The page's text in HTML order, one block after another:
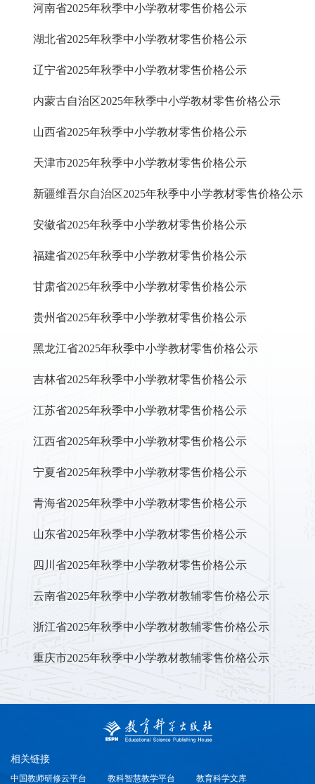
河南省2025年秋季中小学教材零售价格公示
湖北省2025年秋季中小学教材零售价格公示
辽宁省2025年秋季中小学教材零售价格公示
内蒙古自治区2025年秋季中小学教材零售价格公示
山西省2025年秋季中小学教材零售价格公示
天津市2025年秋季中小学教材零售价格公示
新疆维吾尔自治区2025年秋季中小学教材零售价格公示
安徽省2025年秋季中小学教材零售价格公示
福建省2025年秋季中小学教材零售价格公示
甘肃省2025年秋季中小学教材零售价格公示
贵州省2025年秋季中小学教材零售价格公示
黑龙江省2025年秋季中小学教材零售价格公示
吉林省2025年秋季中小学教材零售价格公示
江苏省2025年秋季中小学教材零售价格公示
江西省2025年秋季中小学教材零售价格公示
宁夏省2025年秋季中小学教材零售价格公示
青海省2025年秋季中小学教材零售价格公示
山东省2025年秋季中小学教材零售价格公示
四川省2025年秋季中小学教材零售价格公示
云南省2025年秋季中小学教材教辅零售价格公示
浙江省2025年秋季中小学教材教辅零售价格公示
重庆市2025年秋季中小学教材教辅零售价格公示
相关链接
中国教师研修云平台 教科智慧教学平台 教育科学文库